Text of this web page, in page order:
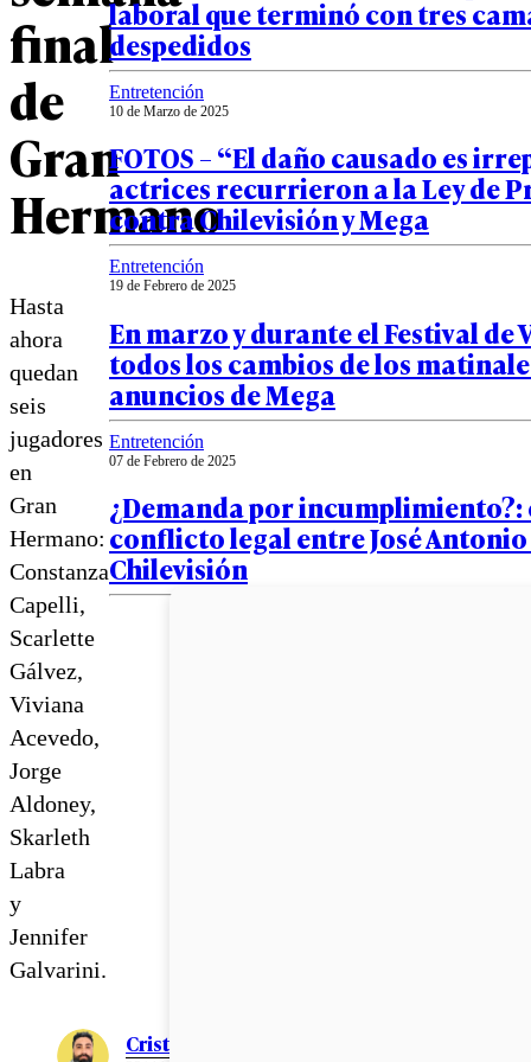
final
de
Gran
Hermano
Hasta
ahora
quedan
seis
jugadores
en
Gran
Hermano:
Constanza
Capelli,
Scarlette
Gálvez,
Viviana
Acevedo,
Jorge
Aldoney,
Skarleth
Labra
y
Jennifer
Galvarini.
Cristián Meza
laboral que terminó con tres
despedidos
Entretención
10 de Marzo de 2025
FOTOS – “El daño causado es
actrices recurrieron a la Ley de
contra Chilevisión y Mega
Entretención
19 de Febrero de 2025
En marzo y durante el Festival de
todos los cambios de los
anuncios de Mega
Entretención
07 de Febrero de 2025
¿Demanda por incumplimiento?:
conflicto legal entre José Antonio
Chilevisión